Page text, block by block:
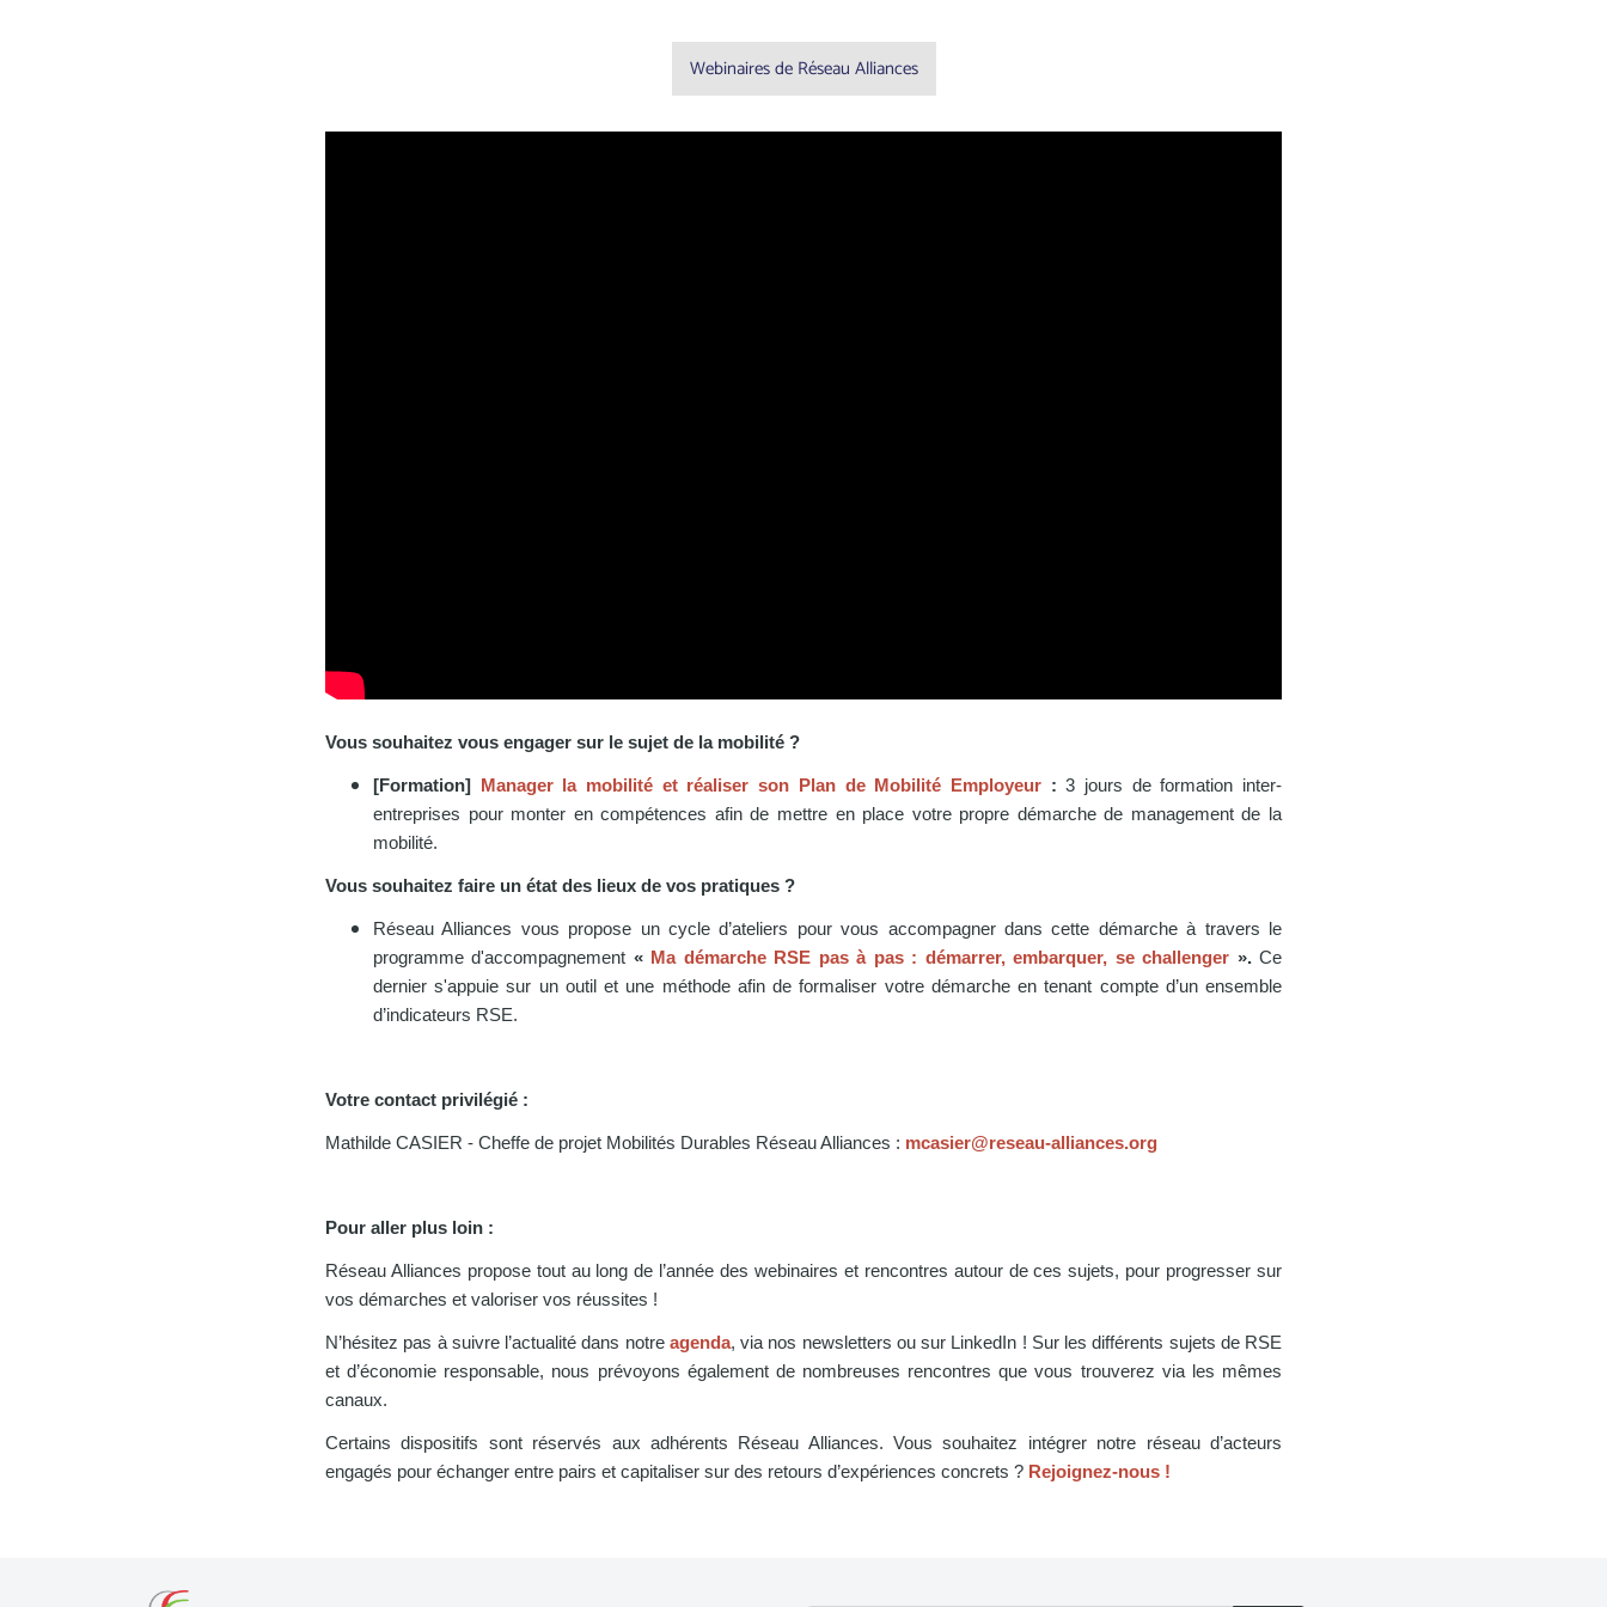
Webinaires de Réseau Alliances
Vous souhaitez vous engager sur le sujet de la mobilité ?
[Formation] Manager la mobilité et réaliser son Plan de Mobilité Employeur :3 jours de formation inter-
entreprises pour monter en compétences afin de mettre en place votre propre démarche de management de la
mobilité.
Vous souhaitez faire un état des lieux de vos pratiques ?
Réseau Alliances vous propose un cycle d’ateliers pour vous accompagner dans cette démarche à travers le
programme d'accompagnement « Ma démarche RSE pas à pas : démarrer, embarquer, se challenger ».Ce
dernier s'appuie sur un outil et une méthode afin de formaliser votre démarche en tenant compte d’un ensemble
d’indicateurs RSE.
Votre contact privilégié :
Mathilde CASIER - Cheffe de projet Mobilités Durables Réseau Alliances : mcasier@reseau-alliances.org
Pour aller plus loin :
Réseau Alliances propose tout au long de l’année des webinaires et rencontres autour de ces sujets, pour progresser sur
vos démarches et valoriser vos réussites !
N’hésitez pas à suivre l’actualité dans notre agenda, via nos newsletters ou sur LinkedIn ! Sur les différents sujets de RSE
et d’économie responsable, nous prévoyons également de nombreuses rencontres que vous trouverez via les mêmes
canaux.
Certains dispositifs sont réservés aux adhérents Réseau Alliances. Vous souhaitez intégrer notre réseau d’acteurs
engagés pour échanger entre pairs et capitaliser sur des retours d’expériences concrets ? Rejoignez-nous !